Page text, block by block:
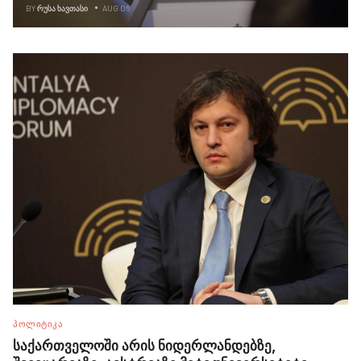
BYᲠᲣᲡᲐ ᲮᲐᲕᲗᲐᲡᲘ AUG 06
ᲞᲝᲚᲘᲢᲘᲙᲐ
საქართველოში არის ნიდერლანდებზე,